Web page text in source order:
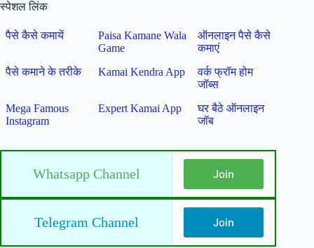
स्पेशल लिंक
पैसे कैसे कमायें
Paisa Kamane Wala
Game
ऑनलाइन पैसे कैसे
कमाएं
पैसे कमाने के तरीके
Kamai Kendra App
वर्क फ्रॉम होम
जॉब्स
Mega Famous
Instagram
Expert Kamai App
घर बैठे ऑनलाइन
जॉब
Whatsapp Channel Join
Telegram Channel Join